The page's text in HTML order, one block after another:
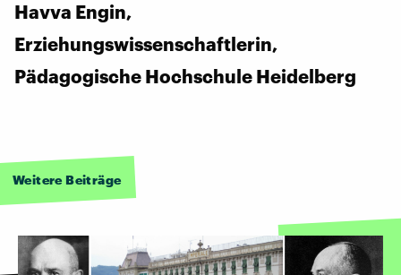
Havva Engin,
Erziehungswissenschaftlerin,
Pädagogische Hochschule Heidelberg
Weitere Beiträge